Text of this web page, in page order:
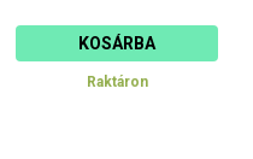
KOSÁRBA
Raktáron